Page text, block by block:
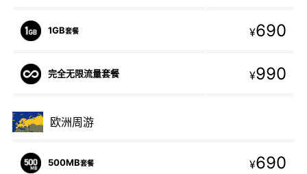
1GB套餐 ¥690
完全无限流量套餐 ¥990
欧洲周游
500MB套餐 ¥690